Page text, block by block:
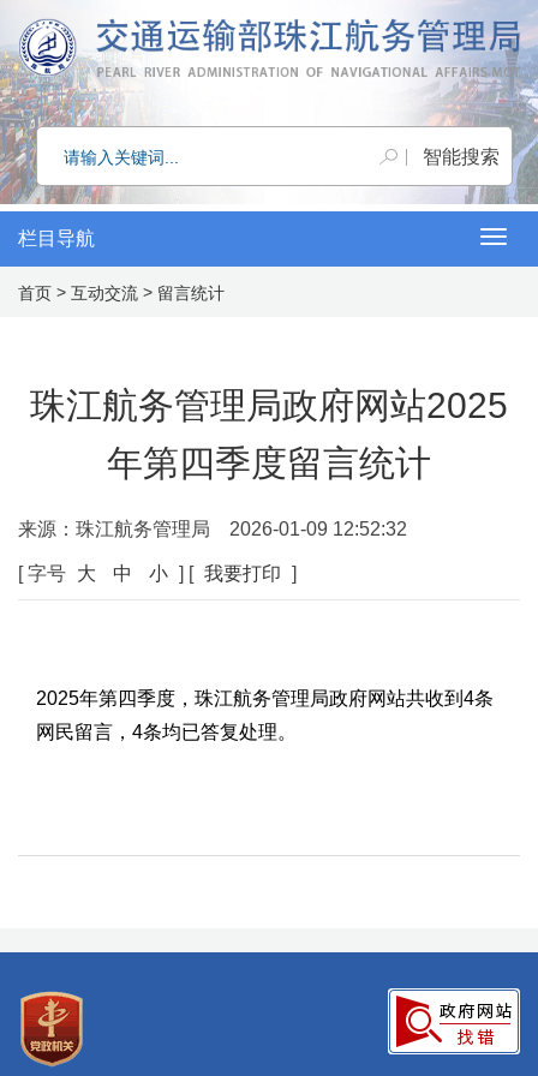
栏目导航
首页 > 互动交流 > 留言统计
珠江航务管理局政府网站2025
年第四季度留言统计
来源：珠江航务管理局 2026-01-09 12:52:32
[ 字号 大 中 小 ] [ 我要打印 ]
2025年第四季度，珠江航务管理局政府网站共收到4条
网民留言，4条均已答复处理。